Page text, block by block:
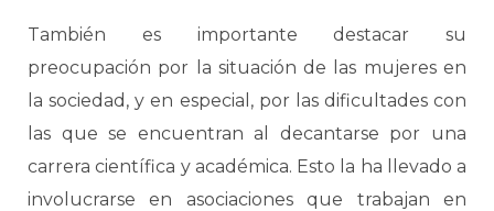
También es importante destacar su
preocupación por la situación de las mujeres en
la sociedad, y en especial, por las dificultades con
las que se encuentran al decantarse por una
carrera científica y académica. Esto la ha llevado a
involucrarse en asociaciones que trabajan en